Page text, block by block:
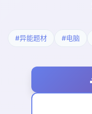
#异能题材 #电脑